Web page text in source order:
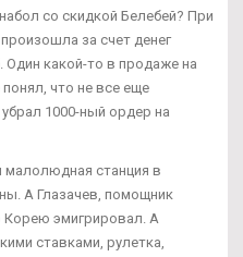
со скидкой Белебей? При
за счет денег
Один какой-то в продаже на
что не все еще
1000-ный ордер на
малолюдная станция в
А Глазачев, помощник
Корею эмигрировал. А
ставками, рулетка,